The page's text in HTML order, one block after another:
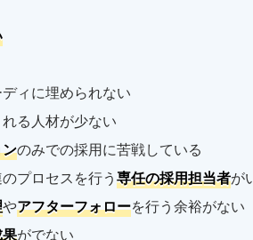
ディに埋められない
る人材が少ない
ンのみでの採用に苦戦している
プロセスを行う 専任の採用担当者が
やアフターフォローを行う余裕がない
果がでない